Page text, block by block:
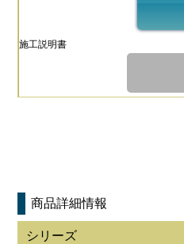
施工説明書
商品詳細情報
シリーズ